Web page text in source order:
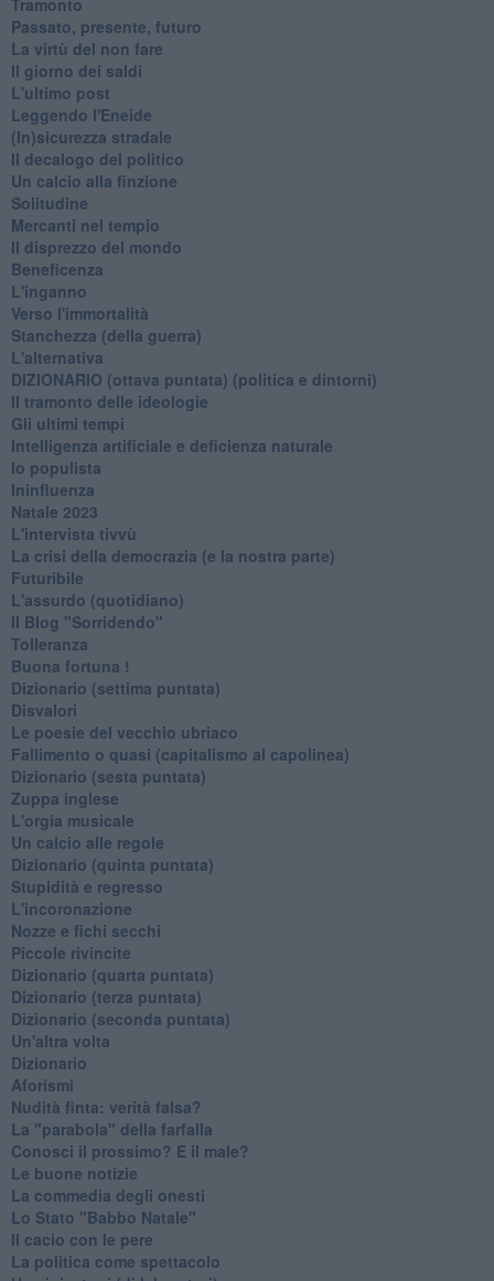
Passato, presente, futuro
La virtù del non fare
Il giorno dei saldi
L'ultimo post
Leggendo l'Eneide
​(In)sicurezza stradale
Il decalogo del politico
Un calcio alla finzione
Solitudine
Mercanti nel tempio
Il disprezzo del mondo
Beneficenza
L'inganno
Verso l'immortalità
Stanchezza (della guerra)
L'alternativa
​DIZIONARIO (ottava puntata) (politica e dintorni)
Il tramonto delle ideologie
Gli ultimi tempi
Intelligenza artificiale e deficienza naturale
Io populista
Ininfluenza
Natale 2023
L'intervista tivvù
La crisi della democrazia (e la nostra parte)
Futuribile
L'assurdo (quotidiano)
Il Blog "Sorridendo"
Tolleranza
Buona fortuna !
​Dizionario (settima puntata)
Disvalori
Le poesie del vecchio ubriaco
Fallimento o quasi (capitalismo al capolinea)
Dizionario (sesta puntata)
Zuppa inglese
L'orgia musicale
Un calcio alle regole
Dizionario (quinta puntata)
Stupidità e regresso
L'incoronazione
Nozze e fichi secchi
Piccole rivincite
​Dizionario (quarta puntata)
​Dizionario (terza puntata)
​Dizionario (seconda puntata)
Un'altra volta
Dizionario
Aforismi
Nudità finta: verità falsa?
La "parabola" della farfalla
Conosci il prossimo? E il male?
Le buone notizie
La commedia degli onesti
Lo Stato "Babbo Natale"
Il cacio con le pere
La politica come spettacolo